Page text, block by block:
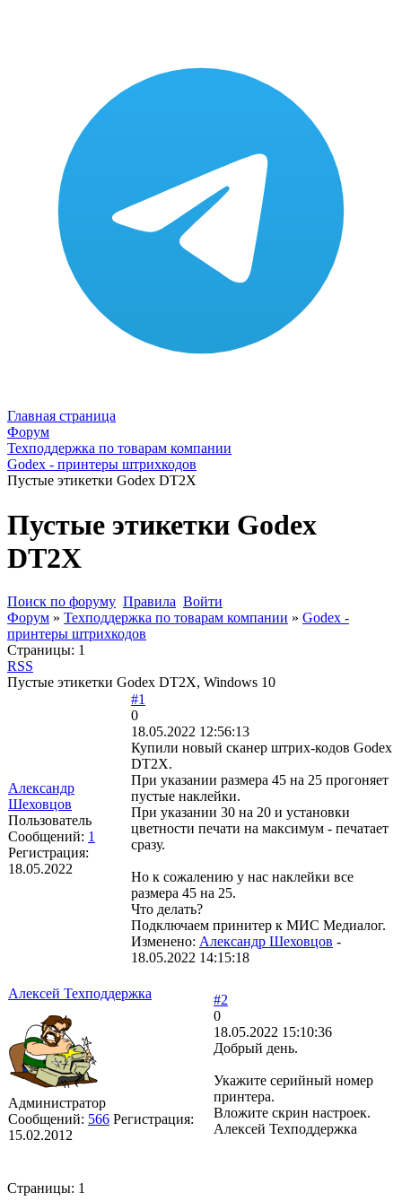
Главная страница
Форум
Техподдержка по товарам компании
Godex - принтеры штрихкодов
Пустые этикетки Godex DT2X
Пустые этикетки Godex
DT2X
Поиск по форуму Правила Войти
Форум » Техподдержка по товарам компании » Godex -
принтеры штрихкодов
Страницы: 1
RSS
Пустые этикетки Godex DT2X, Windows 10
Александр
Шеховцов
Пользователь
Сообщений: 1
Регистрация:
18.05.2022
#1
0
18.05.2022 12:56:13
Купили новый сканер штрих-кодов Godex
DT2X.
При указании размера 45 на 25 прогоняет
пустые наклейки.
При указании 30 на 20 и установки
цветности печати на максимум - печатает
сразу.
Но к сожалению у нас наклейки все
размера 45 на 25.
Что делать?
Подключаем принитер к МИС Медиалог.
Изменено: Александр Шеховцов -
18.05.2022 14:15:18
Алексей Техподдержка
Администратор
Сообщений: 566 Регистрация:
15.02.2012
#2
0
18.05.2022 15:10:36
Добрый день.
Укажите серийный номер
принтера.
Вложите скрин настроек.
Алексей Техподдержка
Страницы: 1